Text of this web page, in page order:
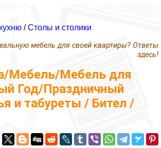
/Столы и столики
мебель для своей квартиры? Ответы
здесь!
Мебель/Мебель для
Год/Праздничный
и табуреты / Бител /